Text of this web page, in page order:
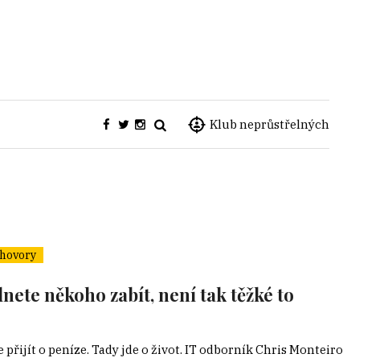
Klub neprůstřelných
někoho zabít, není tak těžké to
o peníze. Tady jde o život. IT odborník Chris Monteiro